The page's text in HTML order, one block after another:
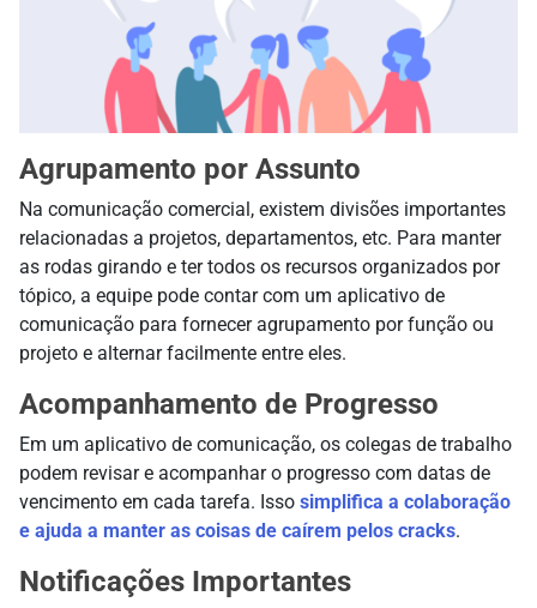
Agrupamento por Assunto
Na comunicação comercial, existem divisões importantes
relacionadas a projetos, departamentos, etc. Para manter
as rodas girando e ter todos os recursos organizados por
tópico, a equipe pode contar com um aplicativo de
comunicação para fornecer agrupamento por função ou
projeto e alternar facilmente entre eles.
Acompanhamento de Progresso
Em um aplicativo de comunicação, os colegas de trabalho
podem revisar e acompanhar o progresso com datas de
vencimento em cada tarefa. Isso simplifica a colaboração
e ajuda a manter as coisas de caírem pelos cracks.
Notificações Importantes